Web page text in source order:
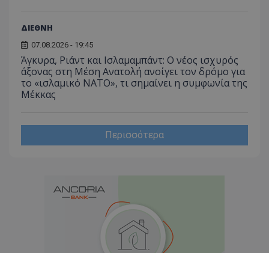
ΔΙΕΘΝΗ
07.08.2026 - 19:45
Άγκυρα, Ριάντ και Ισλαμαμπάντ: Ο νέος ισχυρός
άξονας στη Μέση Ανατολή ανοίγει τον δρόμο για
το «ισλαμικό ΝΑΤΟ», τι σημαίνει η συμφωνία της
Μέκκας
Περισσότερα